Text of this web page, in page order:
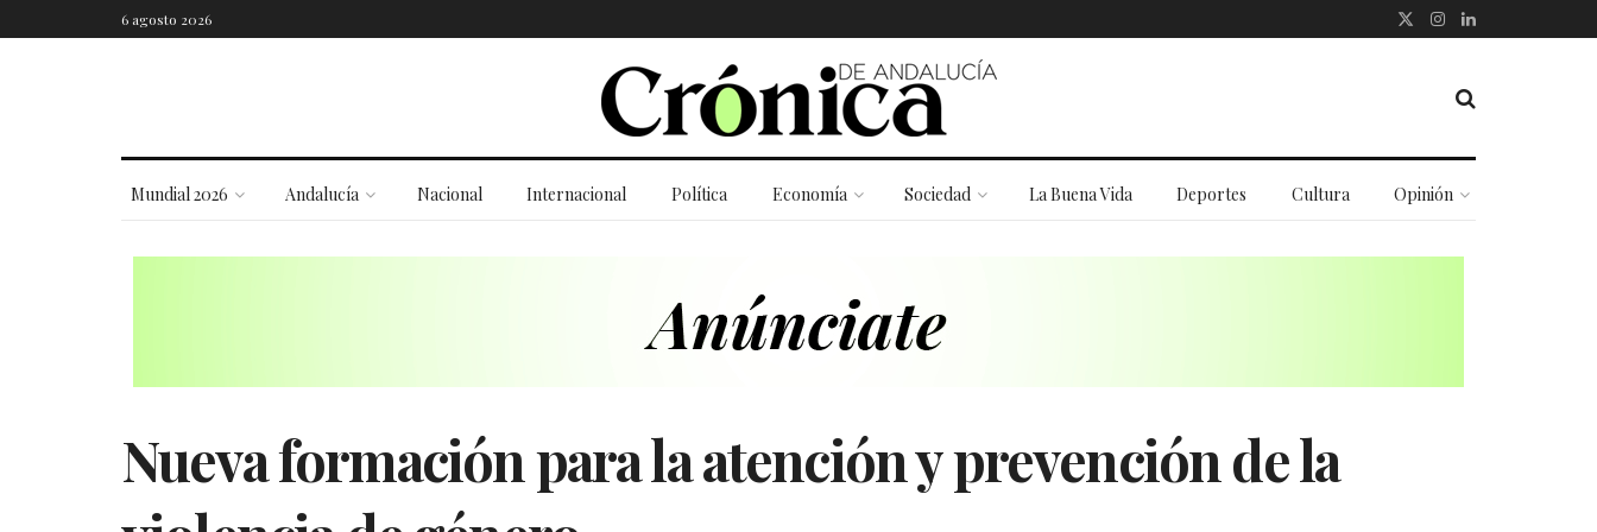
6 agosto 2026
Mundial 2026 Andalucía Nacional Internacional Política Economía Sociedad La Buena Vida Deportes Cultura Opinión
Nueva formación para la atención y prevención de la